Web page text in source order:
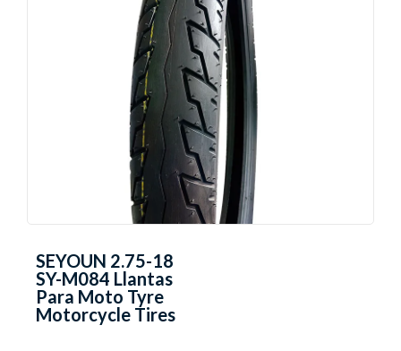
SEYOUN 2.75-18
SY-M084 Llantas
Para Moto Tyre
Motorcycle Tires